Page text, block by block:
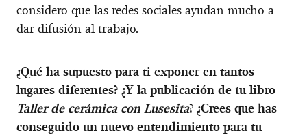
considero que las redes sociales ayudan mucho a
dar difusión al trabajo.
¿Qué ha supuesto para ti exponer en tantos
lugares diferentes? ¿Y la publicación de tu libro
Taller de cerámica con Lusesita? ¿Crees que has
conseguido un nuevo entendimiento para tu